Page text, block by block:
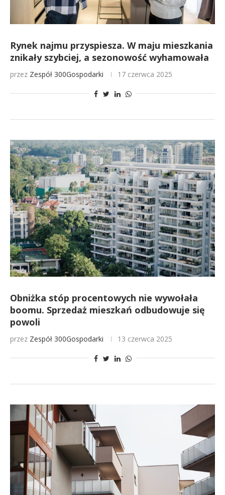
Rynek najmu przyspiesza. W maju mieszkania
znikały szybciej, a sezonowość wyhamowała
przez Zespół 300Gospodarki 17 czerwca 2025
Obniżka stóp procentowych nie wywołała
boomu. Sprzedaż mieszkań odbudowuje się
powoli
przez Zespół 300Gospodarki 13 czerwca 2025